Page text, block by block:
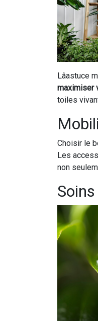
maximiser
toiles
Choisir le
Les
non